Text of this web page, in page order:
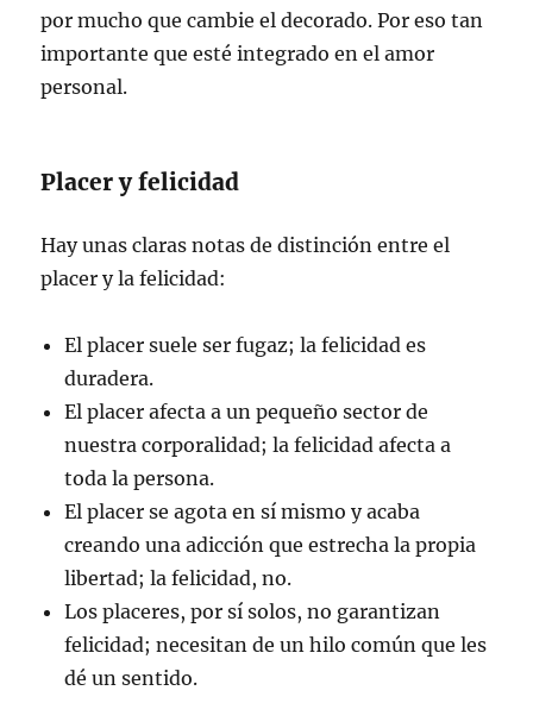
por mucho que cambie el decorado. Por eso tan
importante que esté integrado en el amor
personal.
Placer y felicidad
Hay unas claras notas de distinción entre el
placer y la felicidad:
El placer suele ser fugaz; la felicidad es
duradera.
El placer afecta a un pequeño sector de
nuestra corporalidad; la felicidad afecta a
toda la persona.
El placer se agota en sí mismo y acaba
creando una adicción que estrecha la propia
libertad; la felicidad, no.
Los placeres, por sí solos, no garantizan
felicidad; necesitan de un hilo común que les
dé un sentido.